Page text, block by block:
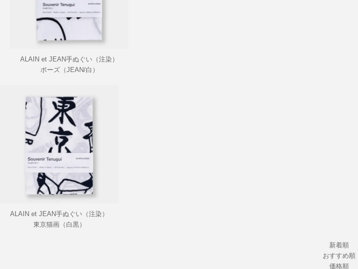
ALAIN et JEAN手ぬぐい（注染）
ポーズ（JEAN/白）
ALAIN et JEAN手ぬぐい（注染）
東京猫画（白黒）
新着順
おすすめ順
価格順